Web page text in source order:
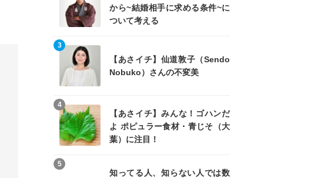
から~結婚相手に求める条件~に
ついて考える
【あさイチ】仙道敦子（Sendo
Nobuko）さんの不変美
3
【あさイチ】みんな！ゴハンだ
よ ポピュラー食材・青じそ（大
葉）に注目！
4
知ってる人、知らない人では数
5